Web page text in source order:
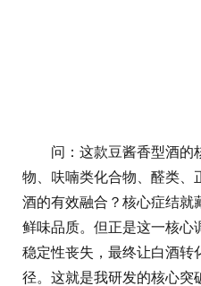
问：这款豆酱香型酒的核
物、呋喃类化合物、醛类、
酒的有效融合？核心症结就
鲜味品质。但正是这一核
稳定性丧失，最终让白酒转
径。这就是我研发的核心突